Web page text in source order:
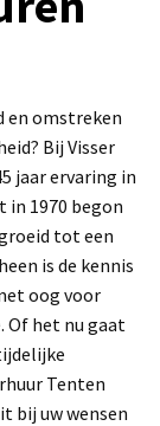
en omstreken
Bij Visser
jaar ervaring in
1970 begon
tot een
is de kennis
oog voor
Of het nu gaat
Tenten
bij uw wensen